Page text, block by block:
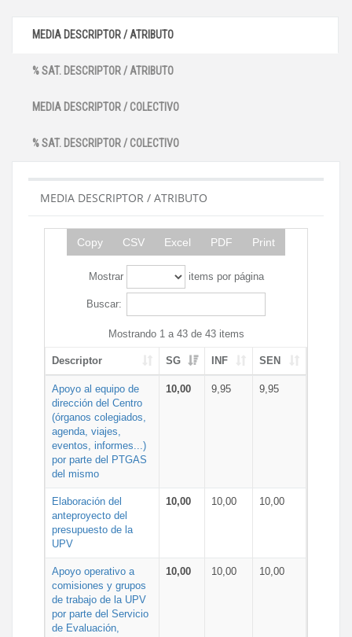
MEDIA DESCRIPTOR / ATRIBUTO
% SAT. DESCRIPTOR / ATRIBUTO
MEDIA DESCRIPTOR / COLECTIVO
% SAT. DESCRIPTOR / COLECTIVO
MEDIA DESCRIPTOR / ATRIBUTO
Copy CSV Excel PDF Print
Mostrar items por página
Buscar:
Mostrando 1 a 43 de 43 items
Descriptor SG INF SEN
Apoyo al equipo de
dirección del Centro
(órganos colegiados,
agenda, viajes,
eventos, informes...)
por parte del PTGAS
del mismo
10,00 9,95 9,95
Elaboración del
anteproyecto del
presupuesto de la
UPV
10,00 10,00 10,00
Apoyo operativo a
comisiones y grupos
de trabajo de la UPV
por parte del Servicio
de Evaluación,
10,00 10,00 10,00